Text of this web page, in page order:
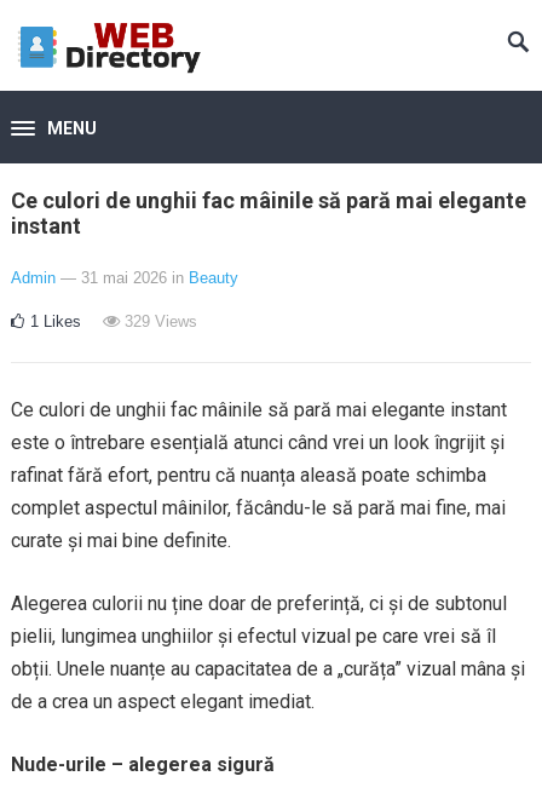
MENU
Ce culori de unghii fac mâinile să pară mai elegante
instant
Admin — 31 mai 2026 in Beauty
1 Likes 329Views
Ce culori de unghii fac mâinile să pară mai elegante instant
este o întrebare esențială atunci când vrei un look îngrijit și
rafinat fără efort, pentru că nuanța aleasă poate schimba
complet aspectul mâinilor, făcându-le să pară mai fine, mai
curate și mai bine definite.
Alegerea culorii nu ține doar de preferință, ci și de subtonul
pielii, lungimea unghiilor și efectul vizual pe care vrei să îl
obții. Unele nuanțe au capacitatea de a „curăța” vizual mâna și
de a crea un aspect elegant imediat.
Nude-urile – alegerea sigură